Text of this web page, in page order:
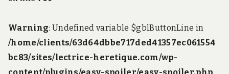
Warning: Undefined variable $gblButtonLine in
/home/clients/63d64dbbe717ded41357ec061554
bc83/sites/lectrice-heretique.com/wp-